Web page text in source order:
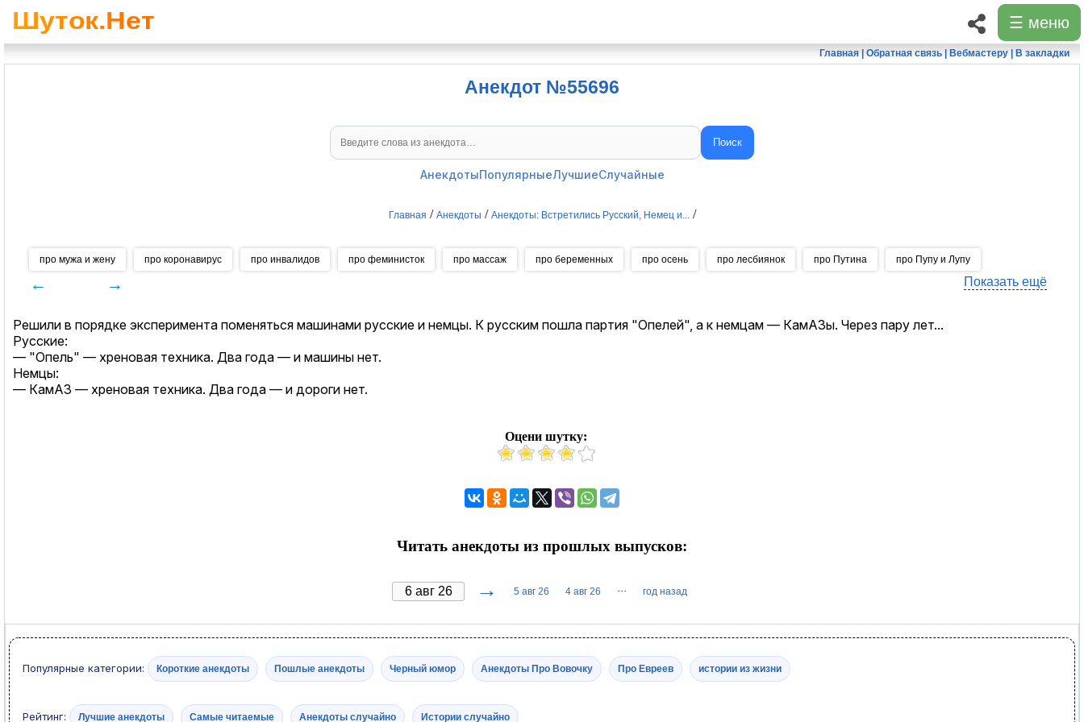
☰ меню
Главная| Обратная связь| Вебмастеру| В закладки
Анекдот №55696
Поиск
АнекдотыПопулярныеЛучшиеСлучайные
Главная / Анекдоты / Анекдоты: Встретились Русский, Немец и... /
про мужа и жену про коронавирус про инвалидов про феминисток про массаж про беременных про осень про лесбиянок про Путина про Пупу и Лупу
← → Показать ещё
Решили в порядке эксперимента поменяться машинами русские и немцы. К русским пошла партия "Опелей", а к немцам — КамАЗы. Через пару лет...
Русские:
— "Опель" — хреновая техника. Два года — и машины нет.
Немцы:
— КамАЗ — хреновая техника. Два года — и дороги нет.
Оцени шутку:
Читать анекдоты из прошлых выпусков:
→ 5 авг 26 4 авг 26 ··· год назад
Популярные категории: Короткие анекдоты Пошлые анекдоты Черный юмор Анекдоты Про Вовочку Про Евреев истории из жизни
Рейтинг: Лучшие анекдоты Самые читаемые Анекдоты случайно Истории случайно